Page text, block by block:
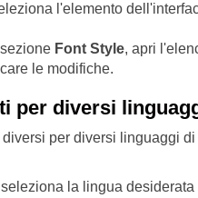
l'elemento
Font Style, apri
le modifiche.
per diversi
per diversi linguaggi
seleziona la lingua